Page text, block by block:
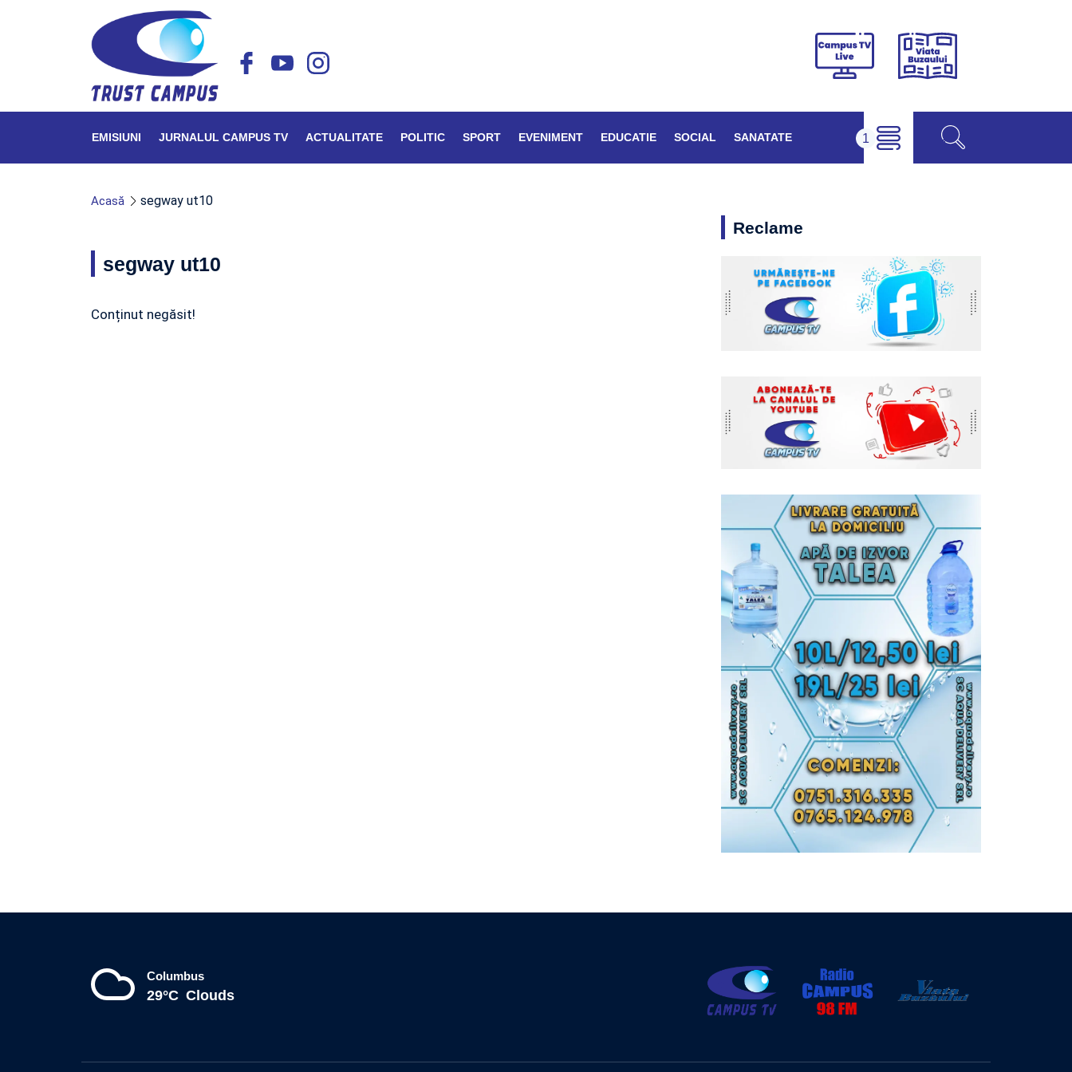
Campus
Viața
EMISIUNI JURNALUL CAMPUS TV ACTUALITATE POLITIC SPORT EVENIMENT EDUCATIE SOCIAL SANATATE
Acasă segway ut10
segway ut10
Conținut negăsit!
Reclame
Columbus
29°C Clouds